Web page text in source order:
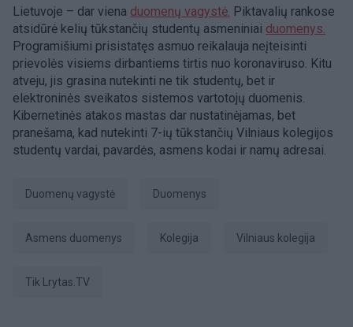
Lietuvoje – dar viena duomenų vagystė. Piktavalių rankose
atsidūrė kelių tūkstančių studentų asmeniniai duomenys.
Programišiumi prisistatęs asmuo reikalauja neįteisinti
prievolės visiems dirbantiems tirtis nuo koronaviruso. Kitu
atveju, jis grasina nutekinti ne tik studentų, bet ir
elektroninės sveikatos sistemos vartotojų duomenis.
Kibernetinės atakos mastas dar nustatinėjamas, bet
pranešama, kad nutekinti 7-ių tūkstančių Vilniaus kolegijos
studentų vardai, pavardės, asmens kodai ir namų adresai.
duomenų vagystė duomenys
asmens duomenys Kolegija Vilniaus kolegija
tik Lrytas.TV